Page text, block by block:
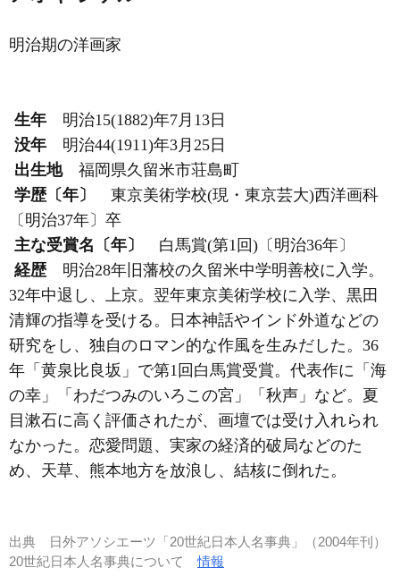
明治期の洋画家
生年
明治15(1882)年7月13日
没年
明治44(1911)年3月25日
出生地
福岡県久留米市荘島町
学歴〔年〕
東京美術学校(現・東京芸大)西洋画科
〔明治37年〕卒
主な受賞名〔年〕
白馬賞(第1回)〔明治36年〕
経歴
明治28年旧藩校の久留米中学明善校に入学。
32年中退し、上京。翌年東京美術学校に入学、黒田
清輝の指導を受ける。日本神話やインド外道などの
研究をし、独自のロマン的な作風を生みだした。36
年「黄泉比良坂」で第1回白馬賞受賞。代表作に「海
の幸」「わだつみのいろこの宮」「秋声」など。夏
目漱石に高く評価されたが、画壇では受け入れられ
なかった。恋愛問題、実家の経済的破局などのた
め、天草、熊本地方を放浪し、結核に倒れた。
出典
日外アソシエーツ「20世紀日本人名事典」（2004年刊）
20世紀日本人名事典について情報